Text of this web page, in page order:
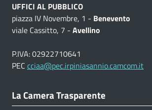
UFFICI AL PUBBLICO
piazza IV Novembre, 1 - Benevento
viale Cassitto, 7 - Avellino
P.IVA: 02922710641
PEC cciaa@pec.irpiniasannio.camcom.it
La Camera Trasparente